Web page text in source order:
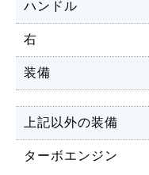
ハンドル
右
装備
上記以外の装備
ターボエンジン